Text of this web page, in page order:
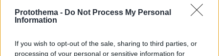
Protothema - Do Not Process My Personal
Information
If you wish to opt-out of the sale, sharing to third parties, or
processing of your personal or sensitive information for